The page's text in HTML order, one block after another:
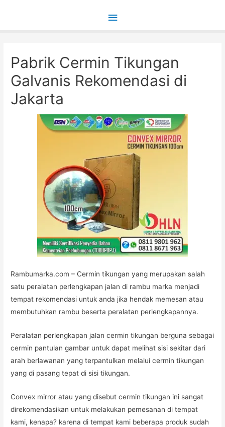
Main
Pabrik Cermin Tikungan
Galvanis Rekomendasi di
Jakarta
Rambumarka.com – Cermin tikungan yang merupakan salah
satu peralatan perlengkapan jalan di rambu marka menjadi
tempat rekomendasi untuk anda jika hendak memesan atau
membutuhkan rambu beserta peralatan perlengkapannya.
Peralatan perlengkapan jalan cermin tikungan berguna sebagai
cermin pantulan gambar untuk dapat melihat sisi sekitar dari
arah berlawanan yang terpantulkan melalui cermin tikungan
yang di pasang tepat di sisi tikungan.
Convex mirror atau yang disebut cermin tikungan ini sangat
direkomendasikan untuk melakukan pemesanan di tempat
kami, kenapa? karena di tempat kami beberapa produk sudah